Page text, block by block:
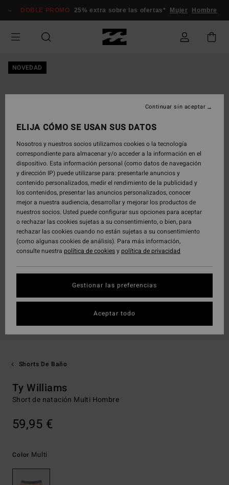
información
DOBLE PROMO 25% extra sobre las ofertas* Mujer Hombre
NOVEDAD
Shorts De Baño
Ty Williams
Short de natación Multi Hombre
59,95 €
Color Multi
ELIJA CÓMO SE USAN SUS DATOS
Nosotros y nuestros socios utilizamos cookies o la tecnología
correspondiente para almacenar y/o acceder a la información en el
dispositivo. Esta información personal (como datos de navegación
y dirección IP) puede utilizarse para: presentarle anuncios y
contenido personalizados, medir el rendimiento de la publicidad y
los contenidos, presentar las anuncios personalizados, conocer
mejor a nuestra audiencia, desarrollar y mejorar los productos de
nuestros socios. Usted puede configurar sus opciones para aceptar
o rechazar las cookies sujetas a su consentimiento, o bien, para
rechazar las cookies cuando no están sujetas a su consentimiento
(como algunas cookies de análisis). Para más información,
consulte nuestra política de cookiesypolítica de privacidad
Gestionar las preferencias
Continuar sin aceptar
Aceptar todo